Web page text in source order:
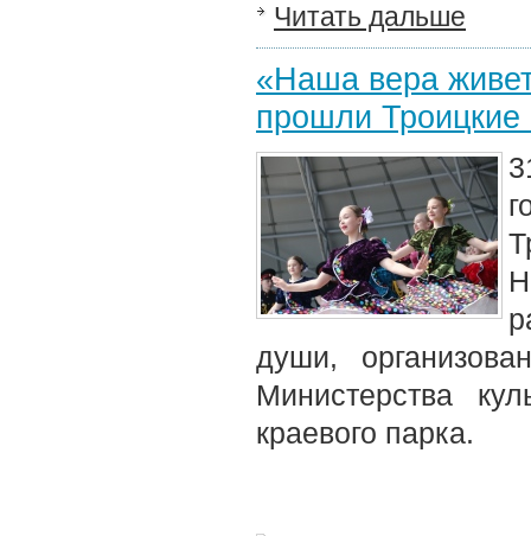
Читать дальше
«Наша вера
прошли Троицкие
души,
Министерства
краевого парка.